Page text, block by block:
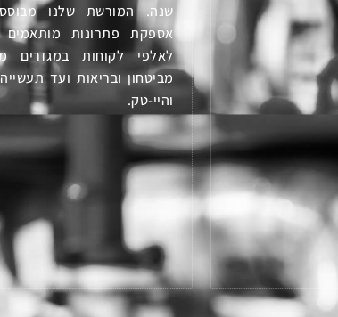
שנה. המורשת שלנו
אספקת פתרונות מותאמים
לאלפי לקוחות במגזרים
מביטחון ובריאות ועד
והיי-טק.